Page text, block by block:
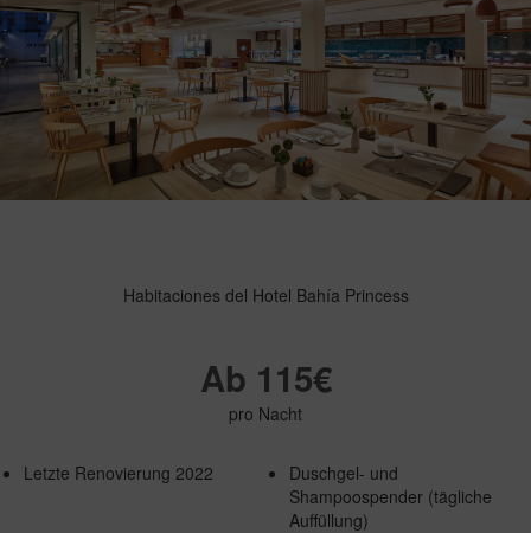
Habitaciones del Hotel Bahía Princess
Ab 115€
pro Nacht
Letzte Renovierung 2022
Duschgel- und
Shampoospender (tägliche
Auffüllung)